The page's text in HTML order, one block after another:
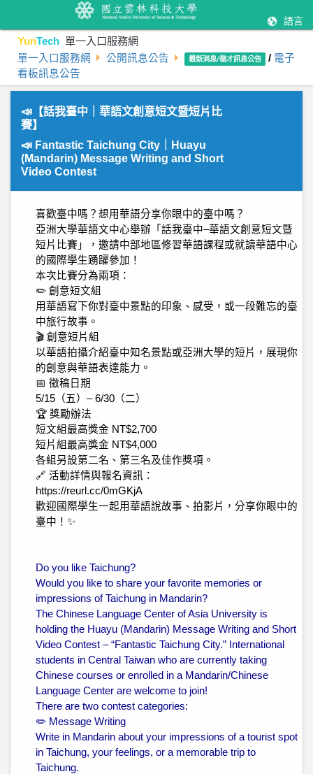
語言
YunTech 單一入口服務網
單一入口服務網 公開訊息公告 最新消息/徵才訊息公告 / 電子
看板訊息公告
📣【話我臺中｜華語文創意短文暨短片比
賽】
📣 Fantastic Taichung City｜Huayu
(Mandarin) Message Writing and Short
Video Contest
喜歡臺中嗎？想用華語分享你眼中的臺中嗎？
亞洲大學華語文中心舉辦「話我臺中–華語文創意短文暨
短片比賽」，邀請中部地區修習華語課程或就讀華語中心
的國際學生踴躍參加！
本次比賽分為兩項：
✏️ 創意短文組
用華語寫下你對臺中景點的印象、感受，或一段難忘的臺
中旅行故事。
🎬 創意短片組
以華語拍攝介紹臺中知名景點或亞洲大學的短片，展現你
的創意與華語表達能力。
📅 徵稿日期
5/15（五）– 6/30（二）
🏆 獎勵辦法
短文組最高獎金 NT$2,700
短片組最高獎金 NT$4,000
各組另設第二名、第三名及佳作獎項。
🔗 活動詳情與報名資訊：
https://reurl.cc/0mGKjA
歡迎國際學生一起用華語說故事、拍影片，分享你眼中的
臺中！✨
Do you like Taichung?
Would you like to share your favorite memories or
impressions of Taichung in Mandarin?
The Chinese Language Center of Asia University is
holding the Huayu (Mandarin) Message Writing and Short
Video Contest – “Fantastic Taichung City.” International
students in Central Taiwan who are currently taking
Chinese courses or enrolled in a Mandarin/Chinese
Language Center are welcome to join!
There are two contest categories:
✏️ Message Writing
Write in Mandarin about your impressions of a tourist spot
in Taichung, your feelings, or a memorable trip to
Taichung.